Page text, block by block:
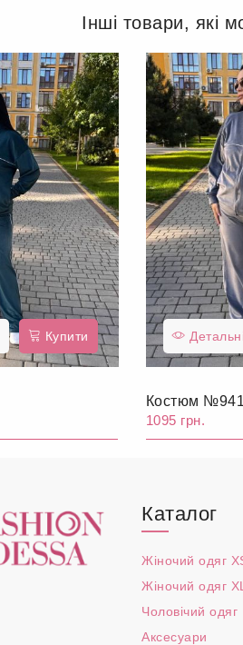
Інші товари, які
Купити
Костюм
1095 грн.
Каталог
Жіночий одяг
Жіночий одяг
Чоловічий одяг
Аксесуари